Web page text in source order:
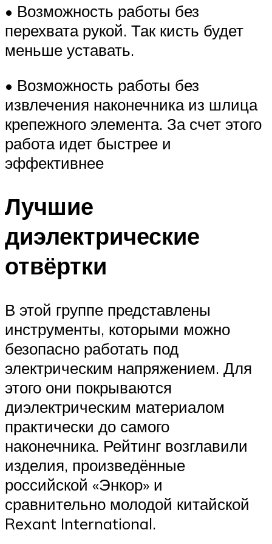
• Возможность работы без
перехвата рукой. Так кисть будет
меньше уставать.
• Возможность работы без
извлечения наконечника из шлица
крепежного элемента. За счет этого
работа идет быстрее и
эффективнее
Лучшие
диэлектрические
отвёртки
В этой группе представлены
инструменты, которыми можно
безопасно работать под
электрическим напряжением. Для
этого они покрываются
диэлектрическим материалом
практически до самого
наконечника. Рейтинг возглавили
изделия, произведённые
российской «Энкор» и
сравнительно молодой китайской
Rexant International.